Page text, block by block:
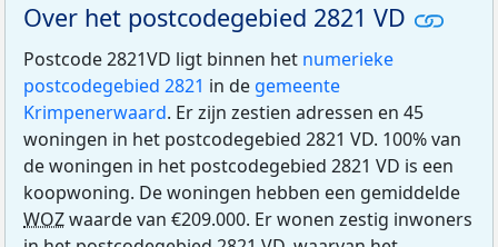
Over het postcodegebied 2821 VD
Postcode 2821VD ligt binnen het numerieke
postcodegebied 2821 in de gemeente
Krimpenerwaard. Er zijn zestien adressen en 45
woningen in het postcodegebied 2821 VD. 100% van
de woningen in het postcodegebied 2821 VD is een
koopwoning. De woningen hebben een gemiddelde
WOZwaarde van €209.000. Er wonen zestig inwoners